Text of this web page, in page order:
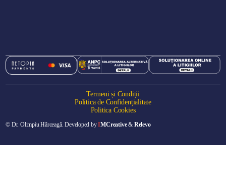
Termeni și Condiții
Politica de Confidențialitate
Politica Cookies
© Dr. Olimpiu Hârceagă. Developed byIMCreative& Relevo